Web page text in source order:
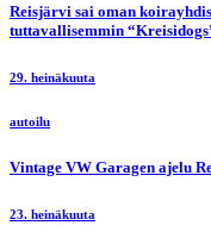
Reisjärvi sai oman
tuttavallisemmin
29. heinäkuuta
autoilu
Vintage VW Garagen ajelu
23. heinäkuuta